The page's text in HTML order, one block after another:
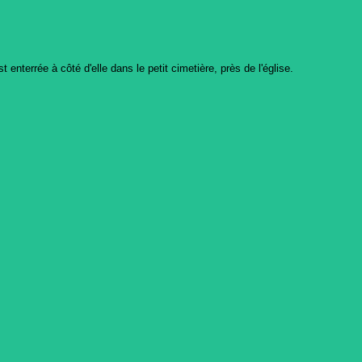
enterrée à côté d'elle dans le petit cimetière, près de l'église.